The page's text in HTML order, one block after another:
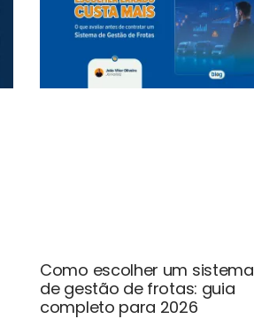
Como escolher um sistema
de gestão de frotas: guia
completo para 2026